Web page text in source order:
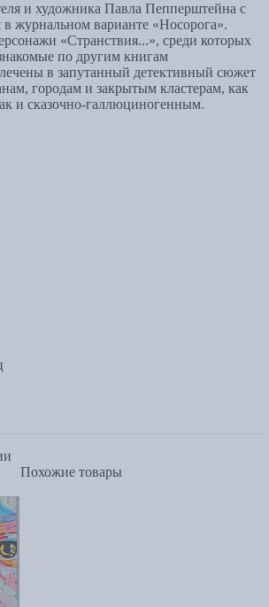
и художника Павла Пепперштейна с
в журнальном варианте «Носорога».
«Странствия...», среди которых
по другим книгам
в запутанный детективный сюжет
городам и закрытым кластерам, как
и сказочно-галлюциногенным.
Похожие товары